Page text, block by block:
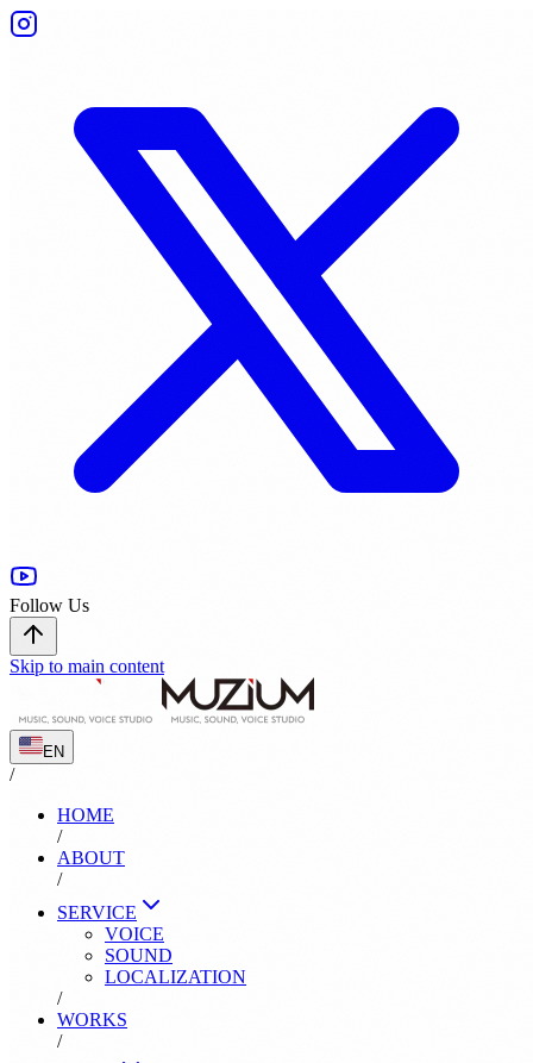
Follow Us
Skip to main content
EN
/
HOME
/
ABOUT
/
SERVICE
VOICE
SOUND
LOCALIZATION
/
WORKS
/